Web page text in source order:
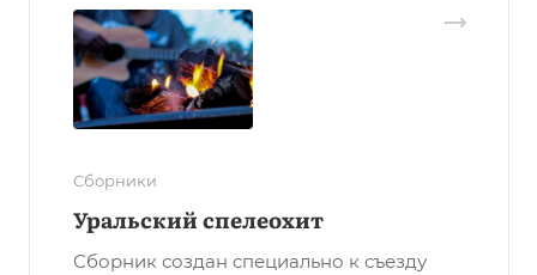
Сборники
Уральский спелеохит
Сборник создан специально к съезду